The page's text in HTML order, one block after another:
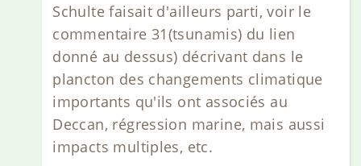
Schulte faisait d'ailleurs parti, voir le
commentaire 31(tsunamis) du lien
donné au dessus) décrivant dans le
plancton des changements climatique
importants qu'ils ont associés au
Deccan, régression marine, mais aussi
impacts multiples, etc.